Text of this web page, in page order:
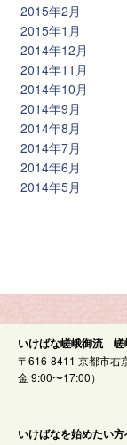
2015年2月
2015年1月
2014年12月
2014年11月
2014年10月
2014年9月
2014年8月
2014年7月
2014年6月
2014年5月
いけばな嵯峨御流
〒616-8411 京都市右
金 9:00〜17:00）
いけばなを始めたい方